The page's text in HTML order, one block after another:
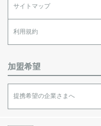
サイトマップ
利用規約
加盟希望
提携希望の企業さまへ